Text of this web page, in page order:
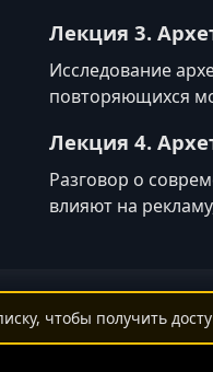
Лекция 3.
Исследование
повторяющихся
Лекция 4.
Разговор о
влияют на
чтобы получить